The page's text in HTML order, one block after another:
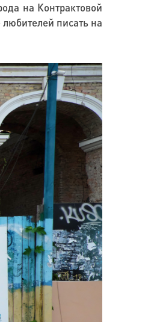
на Контрактовой
писать на